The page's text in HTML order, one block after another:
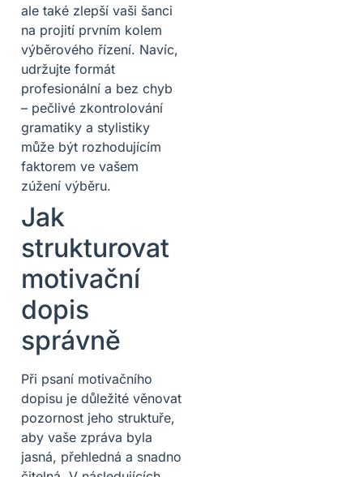
ale také zlepší vaši šanci
na projití prvním kolem
výběrového řízení. Navíc,
udržujte formát
profesionální a bez chyb
– pečlivé zkontrolování
gramatiky a stylistiky
může být rozhodujícím
faktorem ve vašem
zúžení výběru.
Jak
strukturovat
motivační
dopis
správně
Při psaní motivačního
dopisu je důležité věnovat
pozornost jeho struktuře,
aby vaše zpráva byla
jasná, přehledná a snadno